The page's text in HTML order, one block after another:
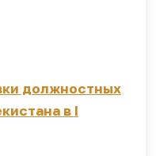
должностных
в I